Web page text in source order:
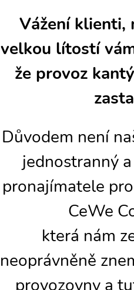
Vážení klienti,
velkou lítostí
že provoz
Důvodem není
jednostranný
pronajímatele
CeWe
která nám
neoprávněně
provozovny a